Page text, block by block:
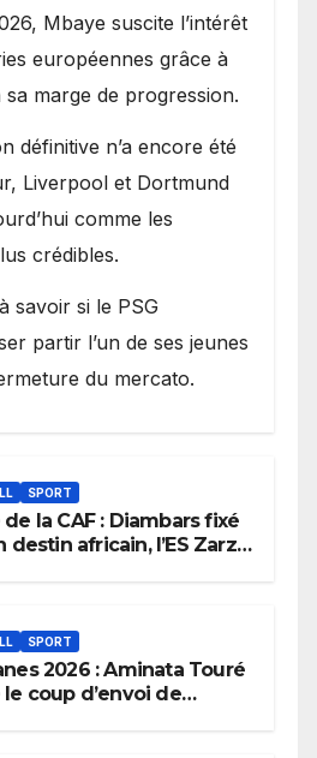
Mbaye suscite l’intérêt
européennes grâce à
marge de progression.
définitive n’a encore été
Liverpool et Dortmund
comme les
crédibles.
savoir si le PSG
partir l’un de ses jeunes
du mercato.
SPORT
la CAF : Diambars fixé
destin africain, l’ES Zarzis
SPORT
2026 : Aminata Touré
coup d’envoi de